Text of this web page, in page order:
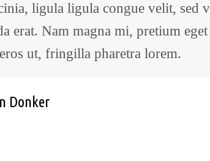
ligula ligula congue velit, sed
erat. Nam magna mi, pretium
ut, fringilla pharetra lorem.
Donker